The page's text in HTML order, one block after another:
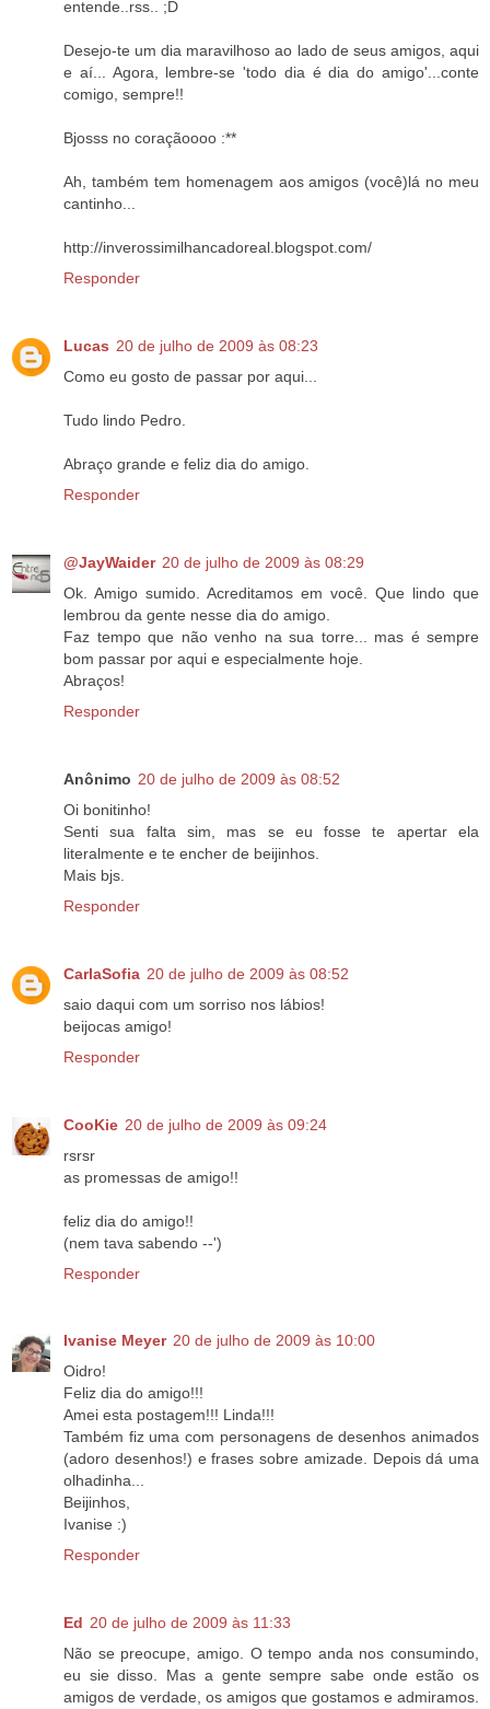
entende..rss.. ;D
Desejo-te um dia maravilhoso ao lado de seus amigos, aqui
e aí... Agora, lembre-se 'todo dia é dia do amigo'...conte
comigo, sempre!!
Bjosss no coraçãoooo :**
Ah, também tem homenagem aos amigos (você)lá no meu
cantinho...
http://inverossimilhancadoreal.blogspot.com/
Responder
Lucas 20 de julho de 2009 às 08:23
Como eu gosto de passar por aqui...
Tudo lindo Pedro.
Abraço grande e feliz dia do amigo.
Responder
@JayWaider 20 de julho de 2009 às 08:29
Ok. Amigo sumido. Acreditamos em você. Que lindo que
lembrou da gente nesse dia do amigo.
Faz tempo que não venho na sua torre... mas é sempre
bom passar por aqui e especialmente hoje.
Abraços!
Responder
Anônimo 20 de julho de 2009 às 08:52
Oi bonitinho!
Senti sua falta sim, mas se eu fosse te apertar ela
literalmente e te encher de beijinhos.
Mais bjs.
Responder
CarlaSofia 20 de julho de 2009 às 08:52
saio daqui com um sorriso nos lábios!
beijocas amigo!
Responder
CooKie 20 de julho de 2009 às 09:24
rsrsr
as promessas de amigo!!
feliz dia do amigo!!
(nem tava sabendo --')
Responder
Ivanise Meyer 20 de julho de 2009 às 10:00
Oidro!
Feliz dia do amigo!!!
Amei esta postagem!!! Linda!!!
Também fiz uma com personagens de desenhos animados
(adoro desenhos!) e frases sobre amizade. Depois dá uma
olhadinha...
Beijinhos,
Ivanise :)
Responder
Ed 20 de julho de 2009 às 11:33
Não se preocupe, amigo. O tempo anda nos consumindo,
eu sie disso. Mas a gente sempre sabe onde estão os
amigos de verdade, os amigos que gostamos e admiramos.